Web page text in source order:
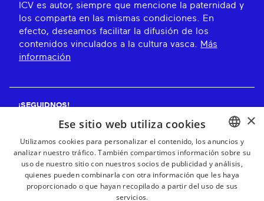
ICV es autor, siempre que mencione la paternidad y
los comparta en las mismas condiciones. En
efecto, deseamos facilitar la difusión de los
contenidos vinculados a la cultura vasca. Más
información
¡SEGUIDNOS!
¡RECIBE NUESTROS BOLETINES!
Suscribirse
BASQUE
FRENCH
×
Ese sitio web utiliza cookies
Utilizamos cookies para personalizar el contenido, los anuncios y
analizar nuestro tráfico. También compartimos información sobre su
uso de nuestro sitio con nuestros socios de publicidad y análisis,
quienes pueden combinarla con otra información que les haya
proporcionado o que hayan recopilado a partir del uso de sus
servicios.